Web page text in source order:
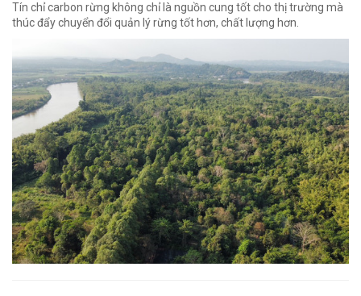
Tín chỉ carbon rừng không chỉ là nguồn cung tốt cho thị trường mà
thúc đẩy chuyển đổi quản lý rừng tốt hơn, chất lượng hơn.